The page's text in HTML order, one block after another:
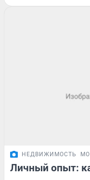
НЕДВИЖИМОСТЬ
Личный опыт: